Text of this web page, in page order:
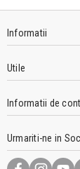
Informatii
Utile
Informatii de
Urmariti-ne in